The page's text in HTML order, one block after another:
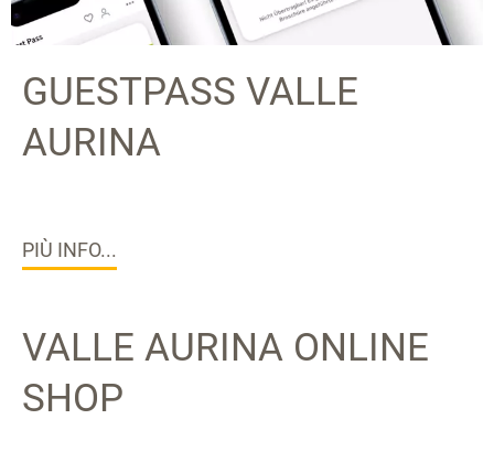
GUESTPASS VALLE
AURINA
PIÙ INFO...
VALLE AURINA ONLINE
SHOP